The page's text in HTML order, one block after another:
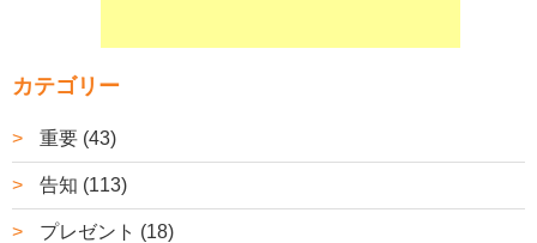
カテゴリー
重要 (43)
告知 (113)
プレゼント (18)